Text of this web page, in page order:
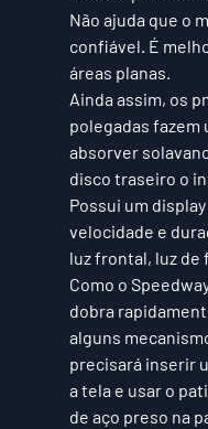
Não ajuda que o
confiável. É
áreas planas.
Ainda assim, os
polegadas fazem
absorver
disco traseiro o
Possui um
velocidade e
luz frontal, luz
Como o
dobra
alguns
precisará inserir
a tela e usar o
de aço preso na